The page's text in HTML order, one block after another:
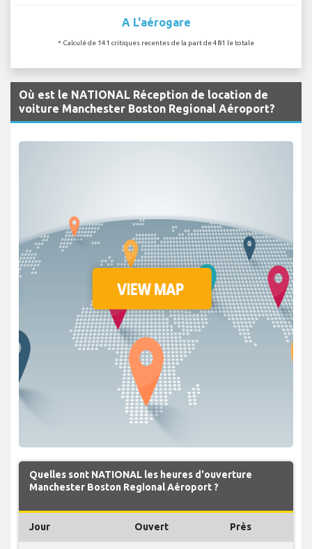
A L'aérogare
* Calculé de 141 critiques recentes de la part de 481 le totale
Où est le NATIONAL Réception de location de
voiture Manchester Boston Regional Aéroport?
Quelles sont NATIONAL les heures d'ouverture
Manchester Boston Regional Aéroport ?
Jour Ouvert Près